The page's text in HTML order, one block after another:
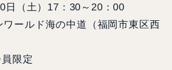
日（土）17：30～20：00
ワールド海の中道（福岡市東区西
限定